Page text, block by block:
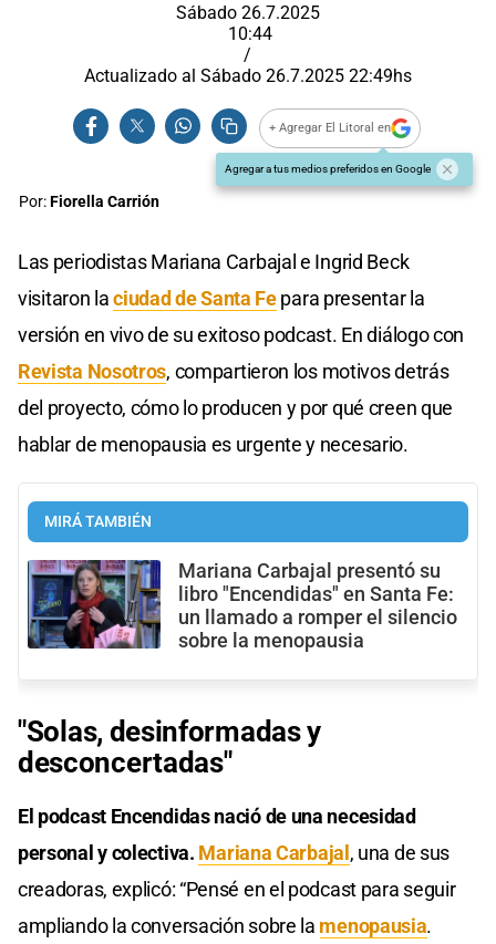
Sábado 26.7.2025
10:44
/
Actualizado al Sábado 26.7.2025 22:49hs
+ Agregar El Litoral en
Agregar a tus medios preferidos en Google
Por:Fiorella Carrión
Las periodistas Mariana Carbajal e Ingrid Beck
visitaron laciudad de Santa Fepara presentar la
versión en vivo de su exitoso podcast. En diálogo con
Revista Nosotros, compartieron los motivos detrás
del proyecto, cómo lo producen y por qué creen que
hablar de menopausia es urgente y necesario.
MIRÁ TAMBIÉN
Mariana Carbajal presentó su
libro "Encendidas" en Santa Fe:
un llamado a romper el silencio
sobre la menopausia
"Solas, desinformadas y
desconcertadas"
El podcast Encendidas nació de una necesidad
personal y colectiva. Mariana Carbajal, una de sus
creadoras, explicó: “Pensé en el podcast para seguir
ampliando la conversación sobre la menopausia.